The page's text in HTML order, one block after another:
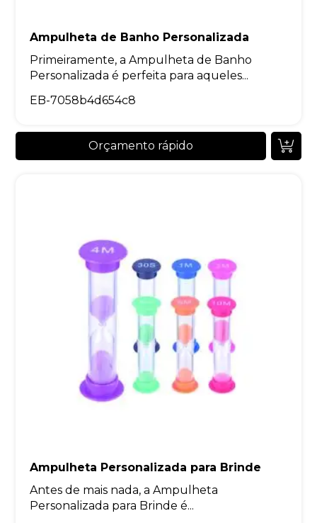
Ampulheta de Banho Personalizada
Primeiramente, a Ampulheta de Banho
Personalizada é perfeita para aqueles...
EB-7058b4d654c8
Orçamento rápido
Ampulheta Personalizada para Brinde
Antes de mais nada, a Ampulheta
Personalizada para Brinde é...